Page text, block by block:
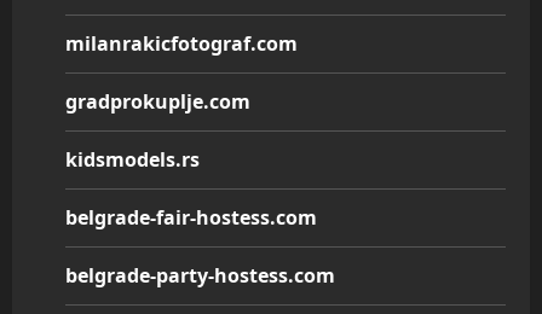
milanrakicfotograf.com
gradprokuplje.com
kidsmodels.rs
belgrade-fair-hostess.com
belgrade-party-hostess.com